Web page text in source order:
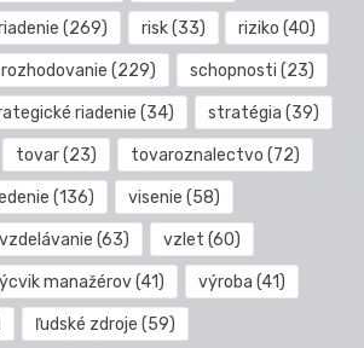
(269) risk(33) riziko (40)
rozhodovanie (229) schopnosti (23)
riadenie (34) stratégia (39)
tovar(23) tovaroznalectvo (72)
(136) visenie (58)
vzdelávanie (63) vzlet (60)
manažérov(41) výroba (41)
ľudské zdroje (59)